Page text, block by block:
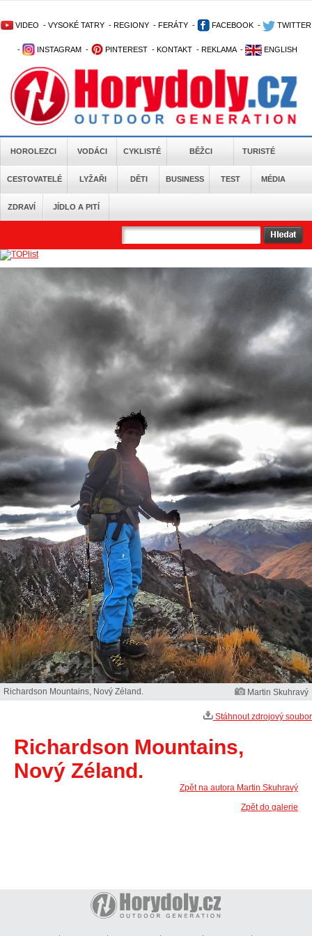
VIDEO - VYSOKÉ TATRY - REGIONY - FERÁTY - FACEBOOK - TWITTER
- INSTAGRAM - PINTEREST - KONTAKT - REKLAMA - ENGLISH
HOROLEZCI VODÁCI CYKLISTÉ BĚŽCI TURISTÉ
CESTOVATELÉ LYŽAŘI DĚTI BUSINESS TEST MÉDIA
ZDRAVÍ JÍDLO A PITÍ
Richardson Mountains, Nový Zéland. Martin Skuhravý
Stáhnout zdrojový soubor
Richardson Mountains,
Nový Zéland.
Zpět na autora Martin Skuhravý
Zpět do galerie